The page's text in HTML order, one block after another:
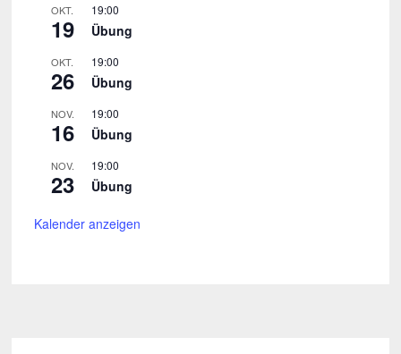
OKT.
19
19:00
Übung
OKT.
26
19:00
Übung
NOV.
16
19:00
Übung
NOV.
23
19:00
Übung
Kalender anzeigen